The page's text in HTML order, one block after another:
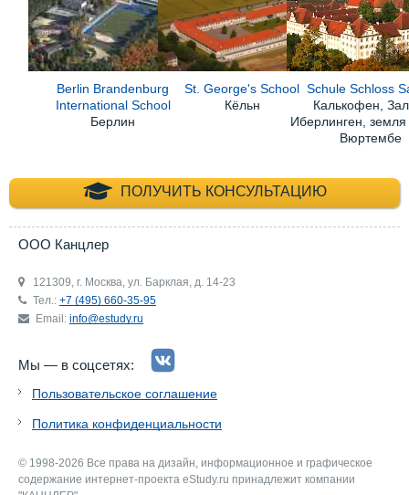
Berlin Brandenburg
International School
Берлин
St. George's School
Кёльн
Schule Schloss
Калькофен,
Иберлинген,
Вюртембе
ПОЛУЧИТЬ КОНСУЛЬТАЦИЮ
+7 (495) 660-35-
ООО Канцлер
121309, г. Москва, ул. Барклая, д. 14-23
Тел.: +7 (495) 660-35-95
Email: info@estudy.ru
Мы — в соцсетях:
Пользовательское соглашение
Политика конфиденциальности
© 1998-2026 Все права на дизайн, информационное и графическое
содержание интернет-проекта eStudy.ru принадлежит компании